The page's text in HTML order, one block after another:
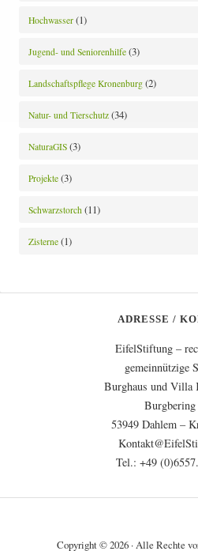
Hochwasser (1)
Jugend- und Seniorenhilfe (3)
Landschaftspflege Kronenburg (2)
Natur- und Tierschutz (34)
NaturaGIS (3)
Projekte (3)
Schwarzstorch (11)
Zisterne (1)
ADRESSE /
EifelStiftung –
gemeinnützige
Burghaus und Villa
Burgbering
53949 Dahlem –
Tel.: +49
Copyright © 2026 · Alle Rechte